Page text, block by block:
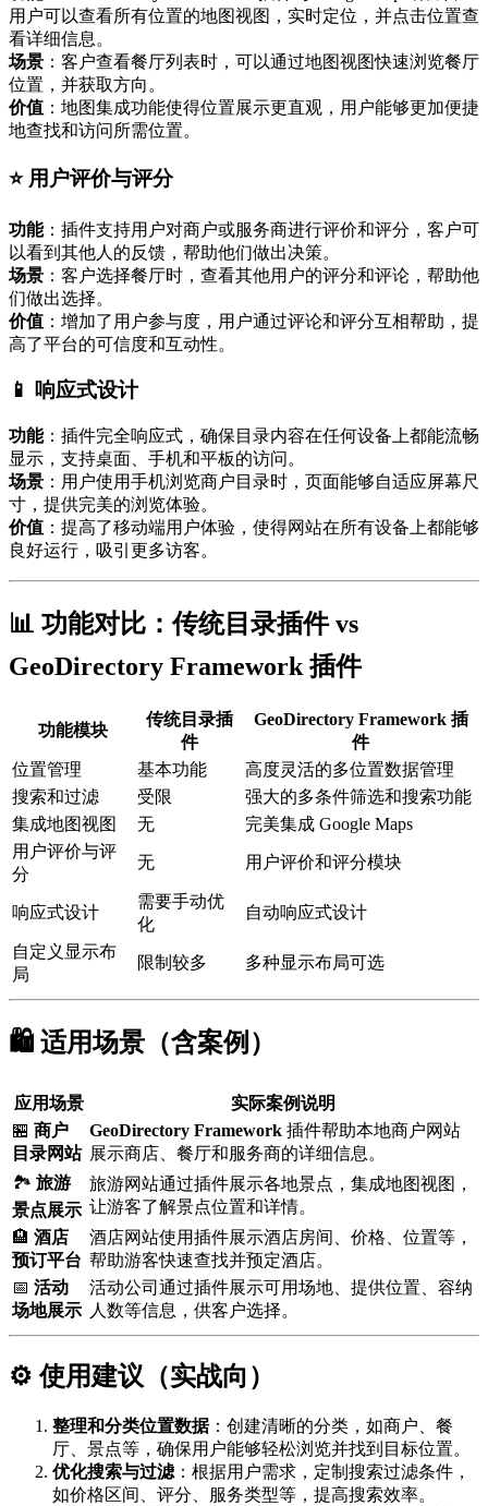
用户可以查看所有位置的地图视图，实时定位，并点击位置查
看详细信息。
场景 ：客户查看餐厅列表时，可以通过地图视图快速浏览餐厅
位置，并获取方向。
价值 ：地图集成功能使得位置展示更直观，用户能够更加便捷
地查找和访问所需位置。
⭐ 用户评价与评分
功能：插件支持用户对商户或服务商进行评价和评分，客户可
以看到其他人的反馈，帮助他们做出决策。
场景 ：客户选择餐厅时，查看其他用户的评分和评论，帮助他
们做出选择。
价值 ：增加了用户参与度，用户通过评论和评分互相帮助，提
高了平台的可信度和互动性。
📱 响应式设计
功能：插件完全响应式，确保目录内容在任何设备上都能流畅
显示，支持桌面、手机和平板的访问。
场景 ：用户使用手机浏览商户目录时，页面能够自适应屏幕尺
寸，提供完美的浏览体验。
价值 ：提高了移动端用户体验，使得网站在所有设备上都能够
良好运行，吸引更多访客。
📊 功能对比：传统目录插件 vs
GeoDirectory Framework 插件
功能模块
传统目录插
件
GeoDirectory Framework插
件
位置管理
基本功能
高度灵活的多位置数据管理
搜索和过滤
受限
强大的多条件筛选和搜索功能
集成地图视图
无
完美集成 Google Maps
用户评价与评
分
无 用户评价和评分模块
响应式设计
需要手动优
化
自动响应式设计
自定义显示布
局
限制较多 多种显示布局可选
🛍️ 适用场景（含案例）
应用场景
实际案例说明
🏪 商户
目录网站
GeoDirectory Framework 插件帮助本地商户网站
展示商店、餐厅和服务商的详细信息。
🏞️ 旅游
景点展示
旅游网站通过插件展示各地景点，集成地图视图，
让游客了解景点位置和详情。
🏨 酒店
预订平台
酒店网站使用插件展示酒店房间、价格、位置等，
帮助游客快速查找并预定酒店。
📅 活动
场地展示
活动公司通过插件展示可用场地、提供位置、容纳
人数等信息，供客户选择。
⚙️ 使用建议（实战向）
整理和分类位置数据：创建清晰的分类，如商户、餐
厅、景点等，确保用户能够轻松浏览并找到目标位置。
优化搜索与过滤 ：根据用户需求，定制搜索过滤条件，
如价格区间、评分、服务类型等，提高搜索效率。